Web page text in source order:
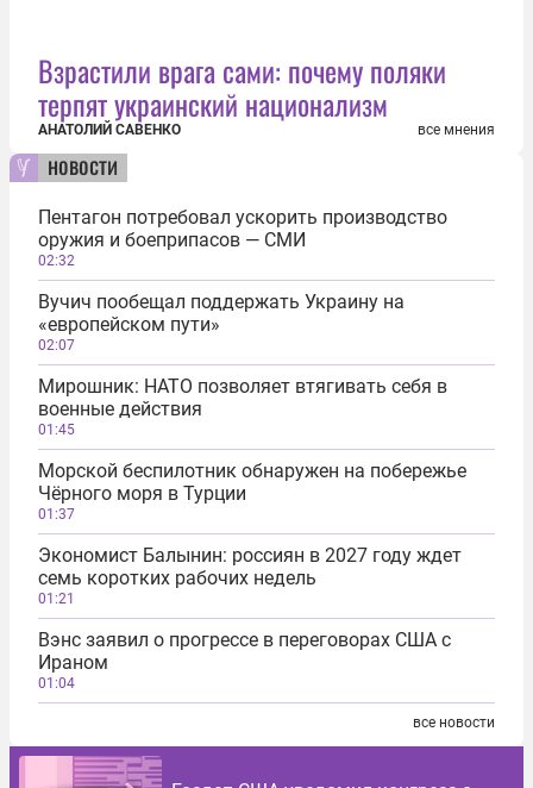
Взрастили врага сами: почему поляки
терпят украинский национализм
АНАТОЛИЙ САВЕНКО все мнения
новости
Пентагон потребовал ускорить производство
оружия и боеприпасов — СМИ
02:32
Вучич пообещал поддержать Украину на
«европейском пути»
02:07
Мирошник: НАТО позволяет втягивать себя в
военные действия
01:45
Морской беспилотник обнаружен на побережье
Чёрного моря в Турции
01:37
Экономист Балынин: россиян в 2027 году ждет
семь коротких рабочих недель
01:21
Вэнс заявил о прогрессе в переговорах США с
Ираном
01:04
все новости